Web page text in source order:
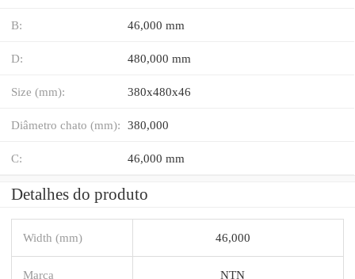
B: 46,000 mm
D: 480,000 mm
Size (mm): 380x480x46
Diâmetro chato (mm): 380,000
C: 46,000 mm
Detalhes do produto
Width (mm) 46,000
Marca NTN